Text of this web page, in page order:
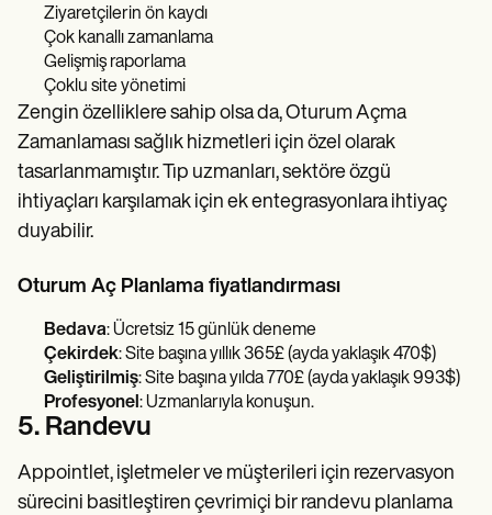
Ziyaretçilerin ön kaydı
Çok kanallı zamanlama
Gelişmiş raporlama
Çoklu site yönetimi
Zengin özelliklere sahip olsa da, Oturum Açma
Zamanlaması sağlık hizmetleri için özel olarak
tasarlanmamıştır. Tıp uzmanları, sektöre özgü
ihtiyaçları karşılamak için ek entegrasyonlara ihtiyaç
duyabilir.
Oturum Aç Planlama fiyatlandırması
Bedava: Ücretsiz 15 günlük deneme
Çekirdek: Site başına yıllık 365£ (ayda yaklaşık 470$)
Geliştirilmiş: Site başına yılda 770£ (ayda yaklaşık 993$)
Profesyonel : Uzmanlarıyla konuşun.
5. Randevu
Appointlet, işletmeler ve müşterileri için rezervasyon
sürecini basitleştiren çevrimiçi bir randevu planlama